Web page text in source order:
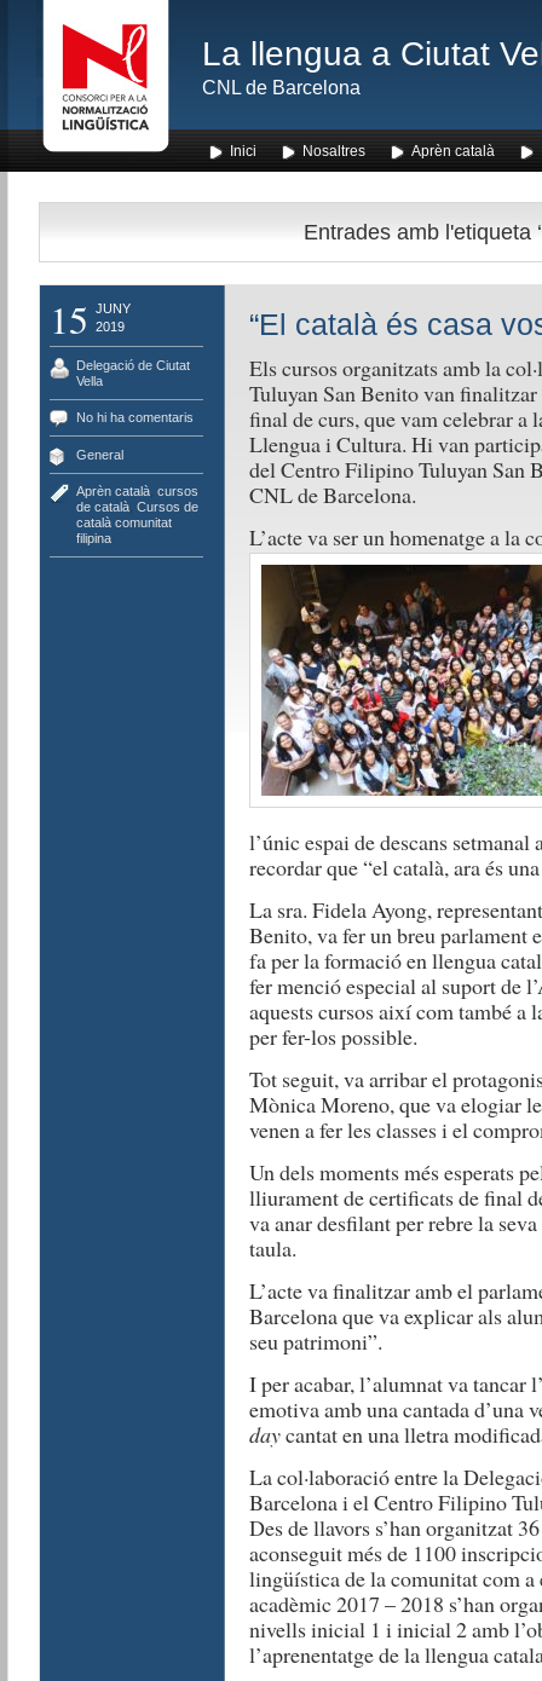
La llengua a Ciutat
CNL de Barcelona
Inici Nosaltres Aprèn català
Entrades amb l'etiqueta
15
JUNY
2019
Delegació de Ciutat
Vella
No hi ha comentaris
General
Aprèn català, cursos
de català, Cursos de
català comunitat
filipina
“El català és casa
Els cursos organitzats amb la
Tuluyan San Benito van
final de curs, que vam celebrar a
Llengua i Cultura. Hi van
del Centro Filipino Tuluyan San
CNL de Barcelona.
L’acte va ser un homenatge a la
l’únic espai de descans
recordar que “el català, ara és
La sra. Fidela Ayong,
Benito, va fer un breu parlament
fa per la formació en llengua
fer menció especial al suport de
aquests cursos així com també a
per fer-los possible.
Tot seguit, va arribar el
Mònica Moreno, que va elogiar
venen a fer les classes i el
Un dels moments més esperats
lliurament de certificats de final
va anar desfilant per rebre la
taula.
L’acte va finalitzar amb el
Barcelona que va explicar als
seu patrimoni”.
I per acabar, l’alumnat va tancar
emotiva amb una cantada d’una
daycantat en una lletra
La col·laboració entre la
Barcelona i el Centro Filipino
Des de llavors s’han organitzat
aconseguit més de 1100
lingüística de la comunitat com a
acadèmic 2017 – 2018 s’han
nivells inicial 1 i inicial 2 amb
l’aprenentatge de la llengua